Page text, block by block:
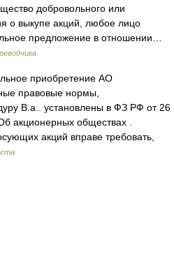
добровольного или
о выкупе акций, любое лицо
предложение в отношении…
приобретение АО
правовые нормы,
В.а.. установлены в ФЗ РФ от 26
акционерных обществах .
акций вправе требовать,